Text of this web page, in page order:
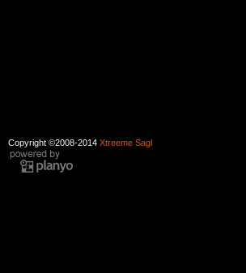
Copyright ©2008-2014 Xtreeme Sagl